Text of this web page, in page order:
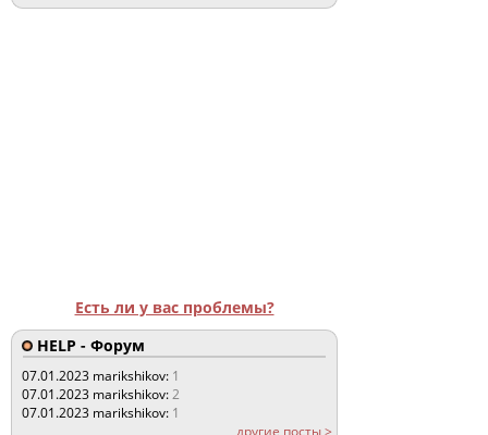
Есть ли у вас проблемы?
HELP - Форум
07.01.2023 marikshikov: 1
07.01.2023 marikshikov:2
07.01.2023 marikshikov: 1
другие посты >